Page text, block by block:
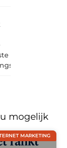
mogelijk
MARKETING